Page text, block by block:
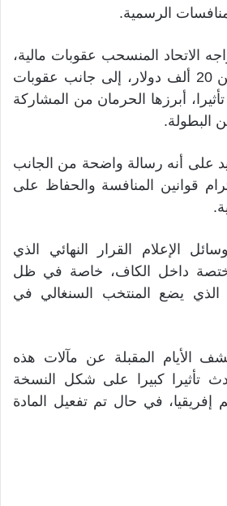
الرسمية.
الاتحاد المنسحب عقوبات مالية،
تبدأ بغرامة لا تقل عن 20 ألف دولار، إلى جانب عقوبات
أبرزها الحرمان من المشاركة
البطولة.
على أنه رسالة واضحة من الجانب
قوانين المنافسة والحفاظ على
الإعلام القرار النهائي الذي
داخل الكاف، خاصة في ظل
الذي يضع المنتخب السنغالي في
الأيام المقبلة عن مآلات هذه
تأثيرا كبيرا على شكل النسخة
في حال تم تفعيل المادة